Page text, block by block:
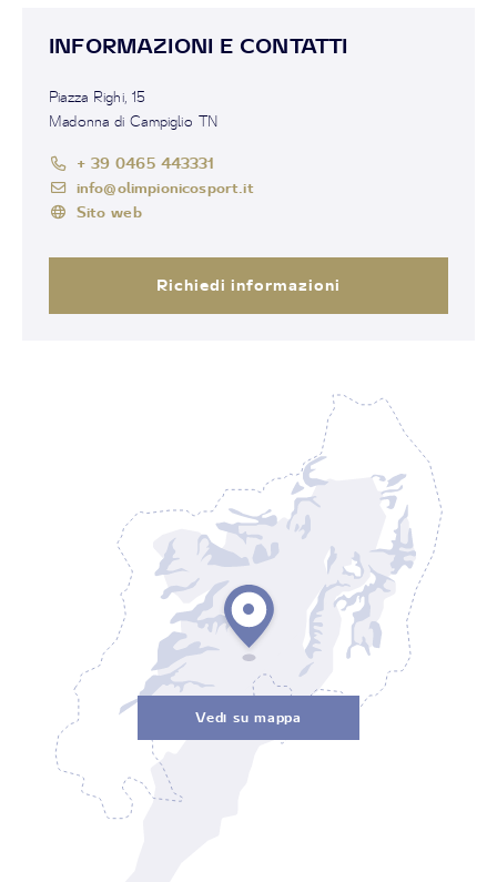
INFORMAZIONI E CONTATTI
Piazza Righi, 15
Madonna di Campiglio TN
+ 39 0465 443331
info@olimpionicosport.it
Sito web
Richiedi informazioni
Vedi su mappa